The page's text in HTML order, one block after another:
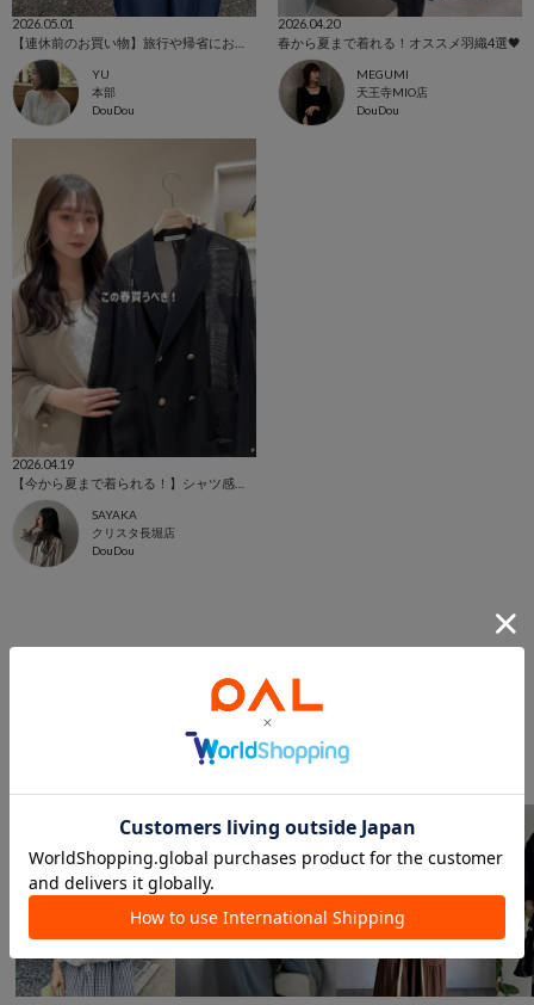
2026.05.01
YU
本部
DouDou
2026.04.20
春から夏まで着れる！オススメ羽織4選🖤
MEGUMI
天王寺MIO店
DouDou
2026.04.19
SAYAKA
クリスタ長堀店
DouDou
このアイテムを見た人は
こんなアイテムも見ています